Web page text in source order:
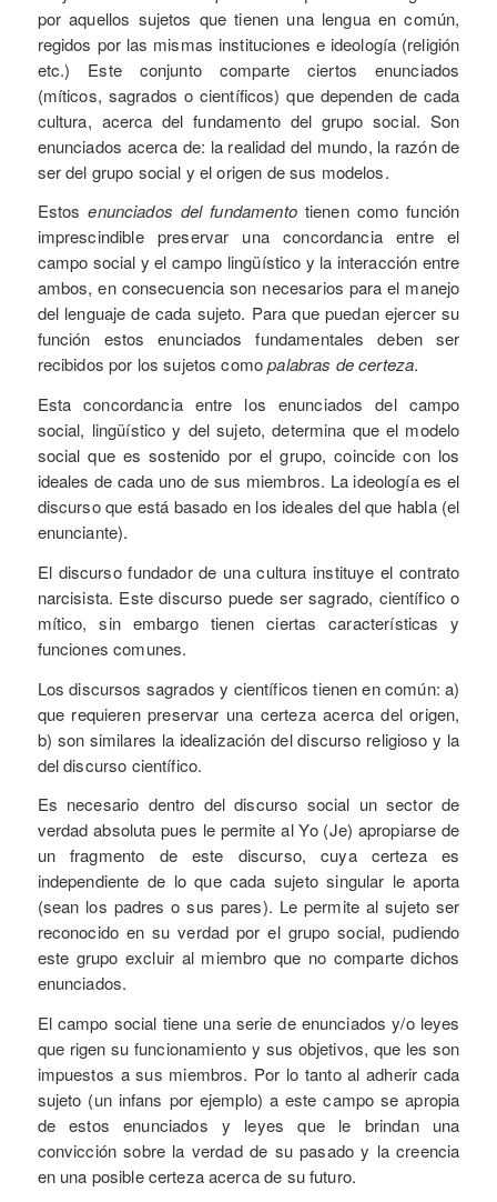
por aquellos sujetos que tienen una lengua en común,
regidos por las mismas instituciones e ideología (religión
etc.) Este conjunto comparte ciertos enunciados
(míticos, sagrados o científicos) que dependen de cada
cultura, acerca del fundamento del grupo social. Son
enunciados acerca de: la realidad del mundo, la razón de
ser del grupo social y el origen de sus modelos.
Estosenunciados del fundamentotienen como función
imprescindible preservar una concordancia entre el
campo social y el campo lingüístico y la interacción entre
ambos, en consecuencia son necesarios para el manejo
del lenguaje de cada sujeto. Para que puedan ejercer su
función estos enunciados fundamentales deben ser
recibidos por los sujetos comopalabras de certeza.
Esta concordancia entre los enunciados del campo
social, lingüístico y del sujeto, determina que el modelo
social que es sostenido por el grupo, coincide con los
ideales de cada uno de sus miembros. La ideología es el
discurso que está basado en los ideales del que habla (el
enunciante).
El discurso fundador de una cultura instituye el contrato
narcisista. Este discurso puede ser sagrado, científico o
mítico, sin embargo tienen ciertas características y
funciones comunes.
Los discursos sagrados y científicos tienen en común: a)
que requieren preservar una certeza acerca del origen,
b) son similares la idealización del discurso religioso y la
del discurso científico.
Es necesario dentro del discurso social un sector de
verdad absoluta pues le permite al Yo (Je) apropiarse de
un fragmento de este discurso, cuya certeza es
independiente de lo que cada sujeto singular le aporta
(sean los padres o sus pares). Le permite al sujeto ser
reconocido en su verdad por el grupo social, pudiendo
este grupo excluir al miembro que no comparte dichos
enunciados.
El campo social tiene una serie de enunciados y/o leyes
que rigen su funcionamiento y sus objetivos, que les son
impuestos a sus miembros. Por lo tanto al adherir cada
sujeto (un infans por ejemplo) a este campo se apropia
de estos enunciados y leyes que le brindan una
convicción sobre la verdad de su pasado y la creencia
en una posible certeza acerca de su futuro.